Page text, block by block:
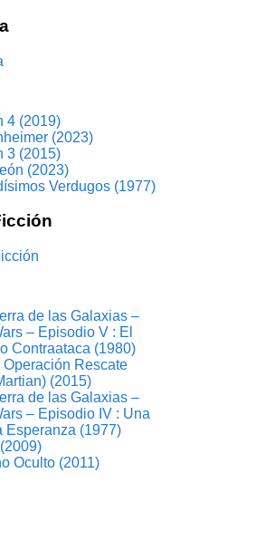
4 (2019)
(2023)
3 (2015)
(2023)
Verdugos (1977)
de las Galaxias –
– Episodio V : El
Contraataca (1980)
Operación Rescate
(2015)
de las Galaxias –
– Episodio IV : Una
Esperanza (1977)
Oculto (2011)